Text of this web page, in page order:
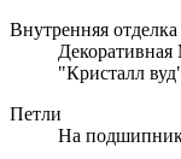
Внутренняя отделка
"Кристалл
Петли
На